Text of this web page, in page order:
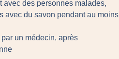
avec des personnes malades,
avec du savon pendant au moins
un médecin, après